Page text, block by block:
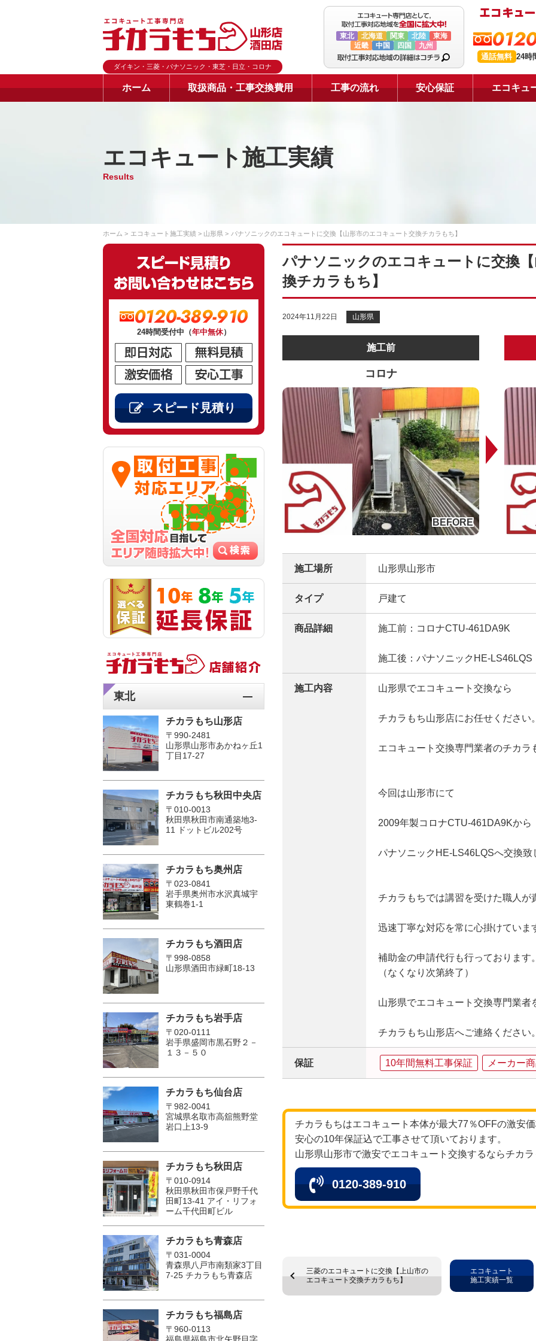
ダイキン・三菱・パナソニック・東芝・日立・コロナ
東北 北海道 関東 北陸
東海
近畿
中国 四国 九州
通話無料 24時
ホーム 取扱商品・工事交換費用 工事の流れ 安心保証 エコキュ
エコキュート施工実績
Results
ホーム エコキュート施工実績 山形県 パナソニックのエコキュートに交換【山形市のエコキュート交換チカラもち】
パナソニックのエコキュートに交換
換チカラもち】
2024年11月22日 山形県
施工前
コロナ
施工場所 山形県山形市
タイプ 戸建て
商品詳細 施工前：コロナCTU-461DA9K
施工後：パナソニックHE-LS46LQS
施工内容 山形県でエコキュート交換なら
チカラもち山形店にお任せください。
エコキュート交換専門業者のチカラ
今回は山形市にて
2009年製コロナCTU-461DA9Kから
パナソニックHE-LS46LQSへ交換致
チカラもちでは講習を受けた職人が
迅速丁寧な対応を常に心掛けていま
補助金の申請代行も行っております。
（なくなり次第終了）
山形県でエコキュート交換専門業者
チカラもち山形店へご連絡ください。
保証 10年間無料工事保証 メーカー
チカラもちはエコキュート本体が最大77％OFFの激安価
安心の10年保証込で工事させて頂いております。
山形県山形市で激安でエコキュート交換するならチカラ
0120-389-910
三菱のエコキュートに交換【上山市の
エコキュート交換チカラもち】
エコキュート
施工実績一覧
0120-389-910
24時間受付中（年中無休）
スピード見積り
東北
チカラもち山形店
〒990-2481
山形県山形市あかねヶ丘1
丁目17-27
チカラもち秋田中央店
〒010-0013
秋田県秋田市南通築地3-
11 ドットビル202号
チカラもち奥州店
〒023-0841
岩手県奥州市水沢真城宇
東鶴巻1‐1
チカラもち酒田店
〒998-0858
山形県酒田市緑町18-13
チカラもち岩手店
〒020-0111
岩手県盛岡市黒石野２－
１３－５０
チカラもち仙台店
〒982-0041
宮城県名取市高舘熊野堂
岩口上13‐9
チカラもち秋田店
〒010-0914
秋田県秋田市保戸野千代
田町13-41 アイ・リフォ
ーム千代田町ビル
チカラもち青森店
〒031-0004
青森県八戸市南類家3丁目
7-25 チカラもち青森店
チカラもち福島店
〒960-0113
福島県福島市北矢野目字